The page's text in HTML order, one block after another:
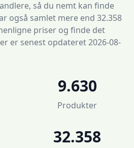
så du nemt kan finde
også samlet mere end 32.358
priser og finde det
er senest opdateret 2026-08-
9.630
Produkter
32.358